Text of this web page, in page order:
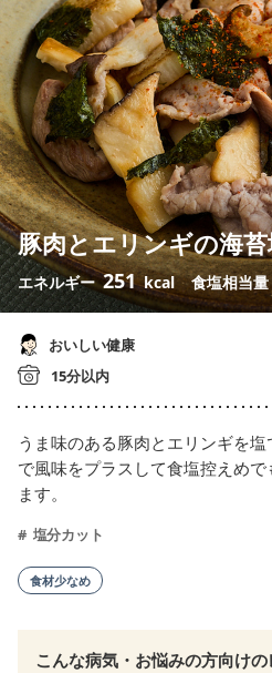
豚肉とエリンギの海
エネルギー 251 kcal 食塩相当量
おいしい健康
15分以内
うま味のある豚肉とエリンギを
で風味をプラスして食塩控えめ
ます。
塩分カット
食材少なめ
こんな病気・お悩みの方向け